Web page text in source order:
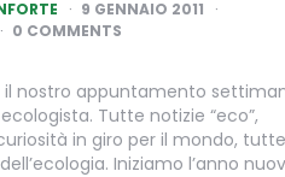
9 GENNAIO 2011
0 COMMENTS
il nostro appuntamento
Tutte notizie “eco”,
in giro per il mondo,
Iniziamo l’anno